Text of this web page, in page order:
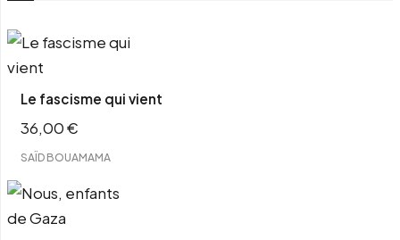
Le fascisme qui vient
36,00€
SAÏD BOUAMAMA